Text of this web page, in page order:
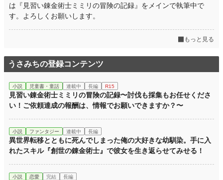
月間ポイント 0 pt (228,667 位)
年間ポイント 21 pt (176,521 位)
は『見習い錬金術士ミミリの冒険の記録』をメインで執筆中で
す。よろしくお願いします。
もっと見る
うさみちの登録コンテンツ
小説 児童書・童話 連載中 長編 R15
見習い錬金術士ミミリの冒険の記録〜討伐も採集もお任せくださ
い！ご依頼達成の報酬は、情報でお願いできますか？〜
小説 ファンタジー 連載中 長編
異世界転移とともに死んでしまった俺の大好きな幼馴染。手に入
れたスキル『創世の錬金術士』で彼女を生き返らせてみせる！
小説 恋愛 完結 長編